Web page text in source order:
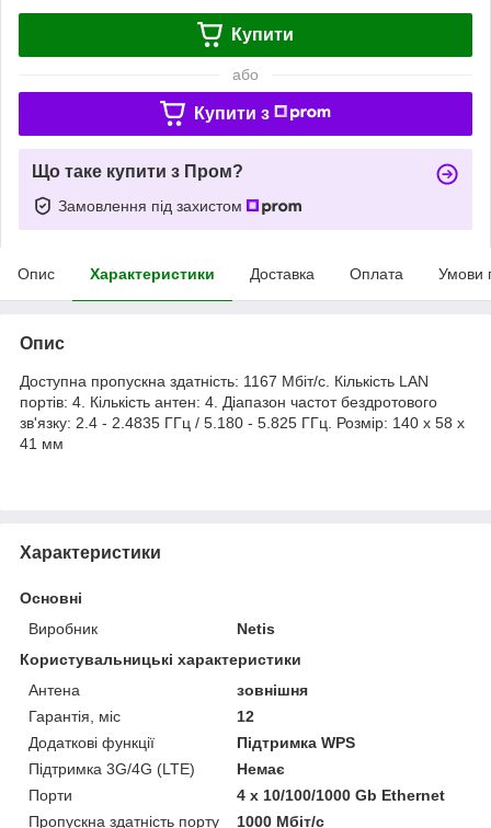
Купити
або
Купити з
Що таке купити з Пром?
Замовлення під захистом
Опис Характеристики Доставка Оплата Умови
Опис
Доступна пропускна здатність: 1167 Мбіт/с. Кількість LAN
портів: 4. Кількість антен: 4. Діапазон частот бездротового
зв'язку: 2.4 - 2.4835 ГГц / 5.180 - 5.825 ГГц. Розмір: 140 x 58 x
41 мм
Характеристики
Основні
Виробник
Netis
Користувальницькі характеристики
Антена
зовнішня
Гарантія, міс
12
Додаткові функції
Підтримка WPS
Підтримка 3G/4G (LTE)
Немає
Порти
4 x 10/100/1000 Gb Ethernet
Пропускна здатність порту
1000 Мбіт/с